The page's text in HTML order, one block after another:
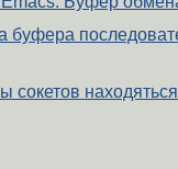
буфера
сокетов